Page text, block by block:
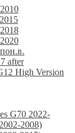
after
High Version
G70 2022-
2008)